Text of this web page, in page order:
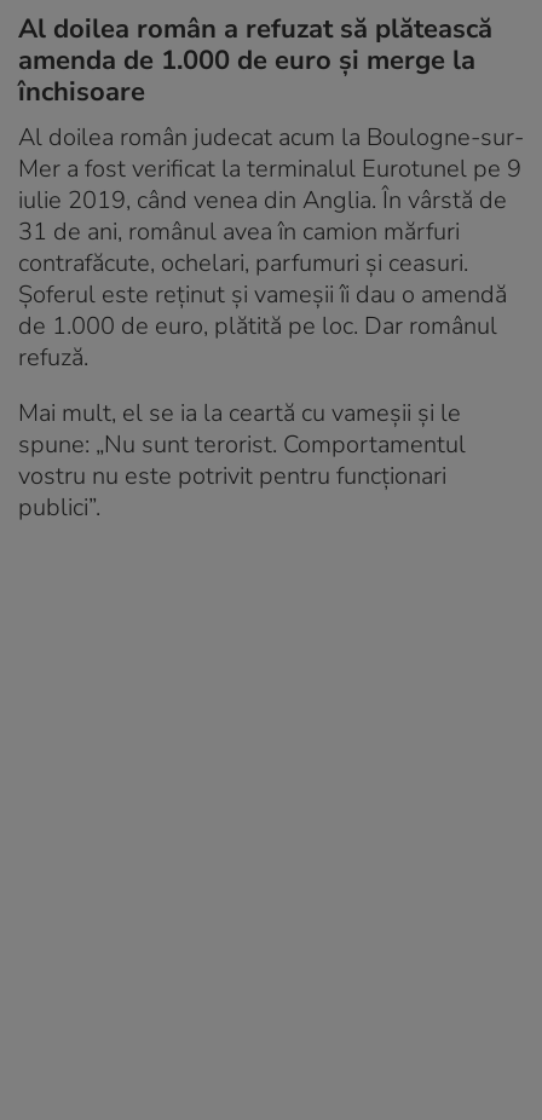
Al doilea român a refuzat să plătească
amenda de 1.000 de euro și merge la
închisoare
Al doilea român judecat acum la Boulogne-sur-
Mer a fost verificat la terminalul Eurotunel pe 9
iulie 2019, când venea din Anglia. În vârstă de
31 de ani, românul avea în camion mărfuri
contrafăcute, ochelari, parfumuri și ceasuri.
Șoferul este reținut și vameșii îi dau o amendă
de 1.000 de euro, plătită pe loc. Dar românul
refuză.
Mai mult, el se ia la ceartă cu vameșii și le
spune: „Nu sunt terorist. Comportamentul
vostru nu este potrivit pentru funcționari
publici”.